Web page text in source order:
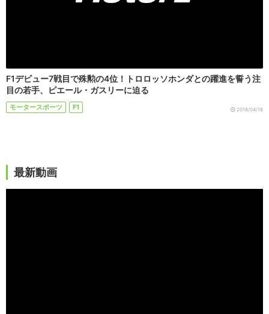
F1デビュー7戦目で殊勲の4位！トロロッソホンダとの躍進を誓う注
目の若手、ピエール・ガスリーに迫る
モータースポーツ F1 2018/04/18
最新動画